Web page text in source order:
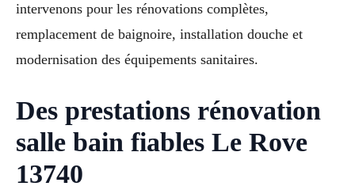
intervenons pour les rénovations complètes,
remplacement de baignoire, installation douche et
modernisation des équipements sanitaires.
Des prestations rénovation
salle bain fiables Le Rove
13740